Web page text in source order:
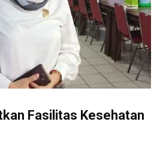
Fasilitas Kesehatan